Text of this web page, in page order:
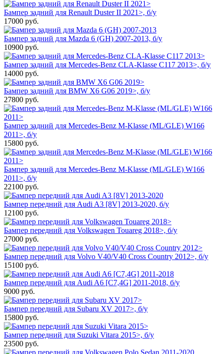
Бампер задний для Renault Duster II 2021>, б/у
17000 руб.
Бампер задний для Mazda 6 (GH) 2007-2013, б/у
10900 руб.
Бампер задний для Mercedes-Benz CLA-Klasse C117 2013>, б/у
14000 руб.
Бампер задний для BMW X6 G06 2019>, б/у
27800 руб.
Бампер задний для Mercedes-Benz M-Klasse (ML/GLE) W166
2011>, б/у
15800 руб.
Бампер задний для Mercedes-Benz M-Klasse (ML/GLE) W166
2011>, б/у
22100 руб.
Бампер передний для Audi A3 [8V] 2013-2020, б/у
12100 руб.
Бампер передний для Volkswagen Touareg 2018>, б/у
27000 руб.
Бампер передний для Volvo V40/V40 Cross Country 2012>, б/у
15100 руб.
Бампер передний для Audi A6 [C7,4G] 2011-2018, б/у
9000 руб.
Бампер передний для Subaru XV 2017>, б/у
15800 руб.
Бампер передний для Suzuki Vitara 2015>, б/у
23500 руб.